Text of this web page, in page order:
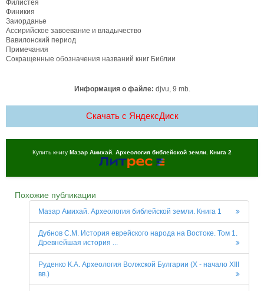
Филистея
Финикия
Заиорданье
Ассирийское завоевание и владычество
Вавилонский период
Примечания
Сокращенные обозначения названий книг Библии
Информация о файле: djvu, 9 mb.
Скачать c ЯндексДиск
Купить книгу Мазар Амихай. Археология библейской земли. Книга 2
Похожие публикации
Мазар Амихай. Археология библейской земли. Книга 1
Дубнов С.М. История еврейского народа на Востоке. Том 1.
Древнейшая история ...
Руденко К.А. Археология Волжской Булгарии (Х - начало XIII
вв.)